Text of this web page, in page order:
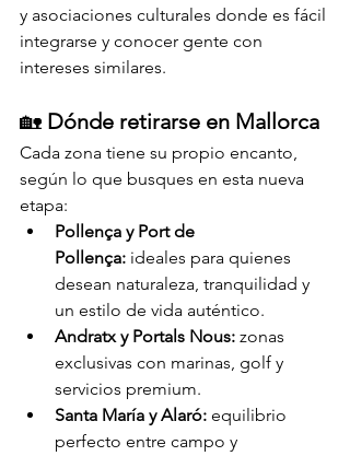
y asociaciones culturales donde es fácil
integrarse y conocer gente con
intereses similares.
🏡 Dónde retirarse en Mallorca
Cada zona tiene su propio encanto,
según lo que busques en esta nueva
etapa:
Pollença y Port de
Pollença: ideales para quienes
desean naturaleza, tranquilidad y
un estilo de vida auténtico.
Andratx y Portals Nous: zonas
exclusivas con marinas, golf y
servicios premium.
Santa María y Alaró: equilibrio
perfecto entre campo y